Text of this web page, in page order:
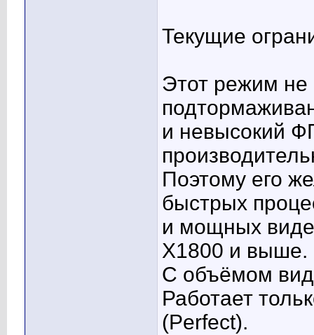
Текущие
Этот режим
и невысокий
Поэтому его
быстрых
и мощных
X1800 и выше.
С объёмом
Работает
(Perfect).